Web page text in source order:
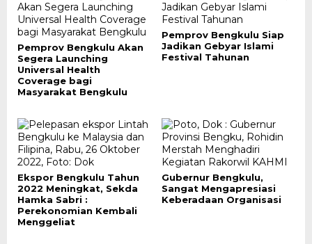
Pemprov Bengkulu Akan
Segera Launching
Universal Health
Coverage bagi
Masyarakat Bengkulu
Pemprov Bengkulu Siap
Jadikan Gebyar Islami
Festival Tahunan
Ekspor Bengkulu Tahun
2022 Meningkat, Sekda
Hamka Sabri :
Perekonomian Kembali
Menggeliat
Gubernur Bengkulu,
Sangat Mengapresiasi
Keberadaan Organisasi